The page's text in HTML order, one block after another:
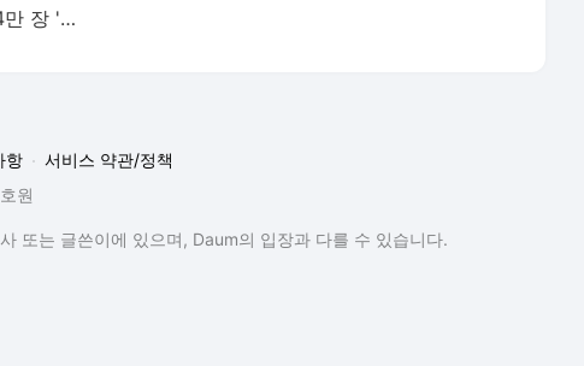
최악 성범죄자 '목사', 수사 기록만 4만 장 '악마를 보았다' [T-데이]
항
서비스 약관/정책
원
또는 글쓴이에 있으며, Daum의 입장과 다를 수 있습니다.